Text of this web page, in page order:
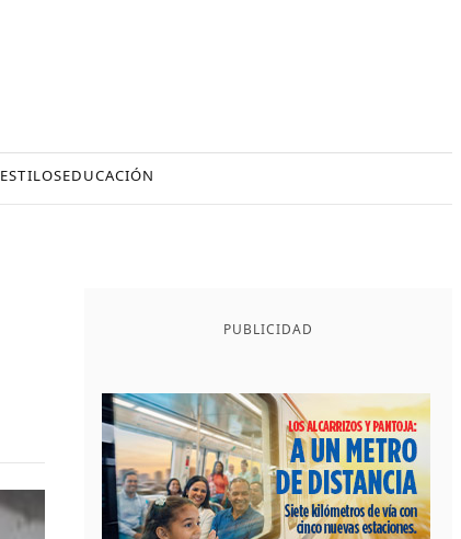
ESTILOSEDUCACIÓN
PUBLICIDAD